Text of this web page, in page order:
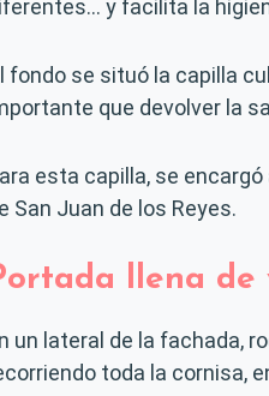
y facilita la
fondo se situó la capilla
que devolver la
esta capilla, se
San Juan de los Reyes.
llena de
un lateral de la fachada,
toda la cornisa,